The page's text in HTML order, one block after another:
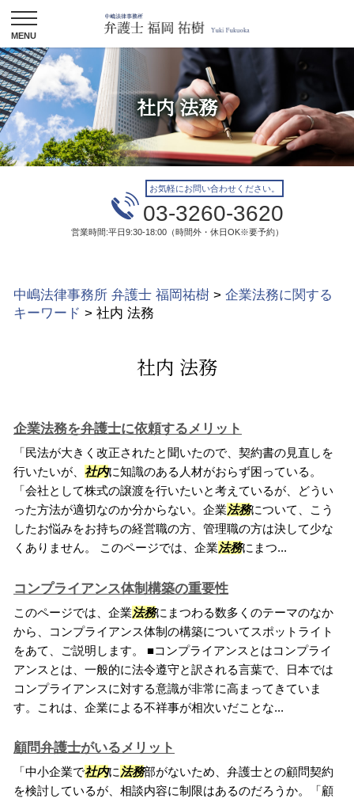
社内 法務
お気軽にお問い合わせください。
03-3260-3620
営業時間:平日9:30-18:00（時間外・休日OK※要予約）
中嶋法律事務所 弁護士 福岡祐樹 > 企業法務に関する
キーワード > 社内 法務
社内 法務
企業法務を弁護士に依頼するメリット
「民法が大きく改正されたと聞いたので、契約書の見直しを
行いたいが、 社内に知識のある人材がおらず困っている。
「会社として株式の譲渡を行いたいと考えているが、どうい
った方法が適切なのか分からない。企業法務について、こう
したお悩みをお持ちの経営職の方、管理職の方は決して少な
くありません。 このページでは、企業法務にまつ...
コンプライアンス体制構築の重要性
このページでは、企業法務にまつわる数多くのテーマのなか
から、コンプライアンス体制の構築についてスポットライト
をあて、ご説明します。 ■コンプライアンスとはコンプライ
アンスとは、一般的に法令遵守と訳される言葉で、日本では
コンプライアンスに対する意識が非常に高まってきていま
す。これは、企業による不祥事が相次いだことな...
顧問弁護士がいるメリット
「中小企業で社内に 法務部がないため、弁護士との顧問契約
を検討しているが、相談内容に制限はあるのだろうか。「顧